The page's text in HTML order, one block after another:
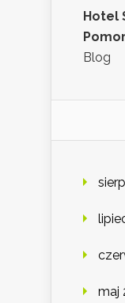
Hotel
Blog
maj